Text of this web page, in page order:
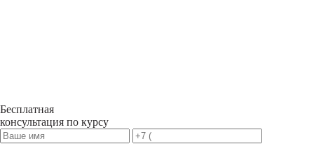
Бесплатная
консультация по курсу